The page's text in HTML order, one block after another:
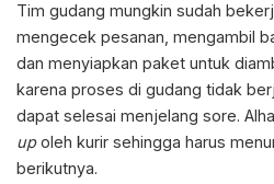
Tim gudang mungkin sudah
mengecek pesanan, mengambil
dan menyiapkan paket untuk
karena proses di gudang tidak
dapat selesai menjelang sore.
upoleh kurir sehingga harus
berikutnya.